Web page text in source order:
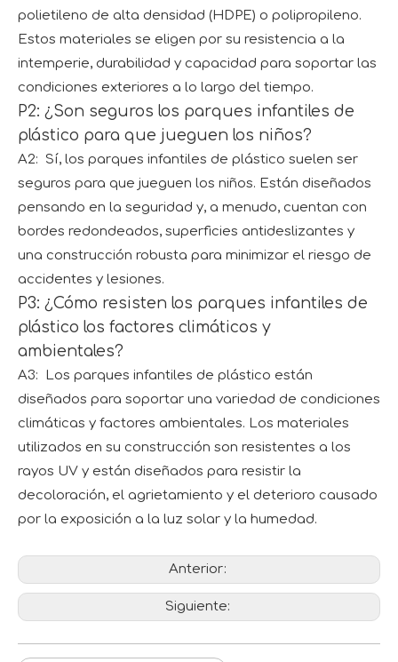
polietileno de alta densidad (HDPE) o polipropileno.
Estos materiales se eligen por su resistencia a la
intemperie, durabilidad y capacidad para soportar las
condiciones exteriores a lo largo del tiempo.
P2: ¿Son seguros los parques infantiles de
plástico para que jueguen los niños?
A2: Sí, los parques infantiles de plástico suelen ser
seguros para que jueguen los niños. Están diseñados
pensando en la seguridad y, a menudo, cuentan con
bordes redondeados, superficies antideslizantes y
una construcción robusta para minimizar el riesgo de
accidentes y lesiones.
P3: ¿Cómo resisten los parques infantiles de
plástico los factores climáticos y
ambientales?
A3: Los parques infantiles de plástico están
diseñados para soportar una variedad de condiciones
climáticas y factores ambientales. Los materiales
utilizados en su construcción son resistentes a los
rayos UV y están diseñados para resistir la
decoloración, el agrietamiento y el deterioro causado
por la exposición a la luz solar y la humedad.
Anterior:
Siguiente: